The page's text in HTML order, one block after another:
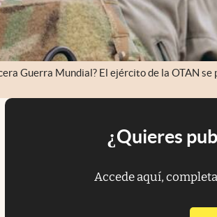
Guerra Mundial? El ejército de la OTAN se
¿Quieres
Accede aquí,